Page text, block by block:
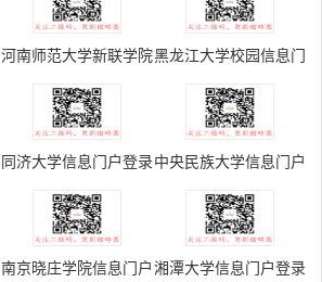
河南师范大学新联学院
信息门户
黑龙江大学校园信息门
户登录
同济大学信息门户登录中央民族大学信息门户
南京晓庄学院信息门户 湘潭大学信息门户登录